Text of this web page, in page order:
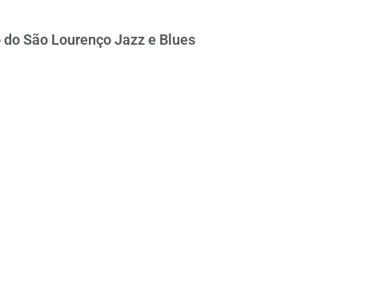
São Lourenço Jazz e Blues